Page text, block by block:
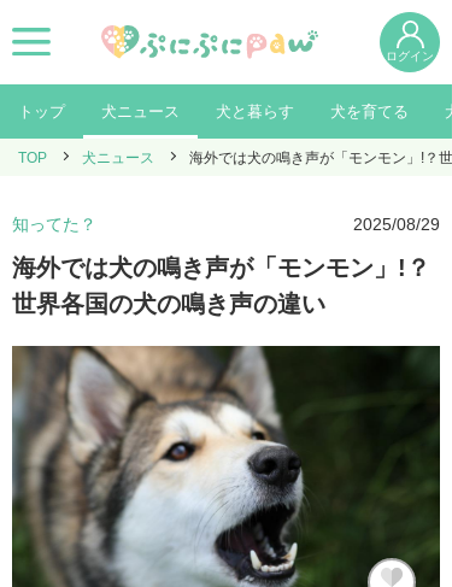
ログイン
トップ 犬ニュース 犬と暮らす 犬を育てる
TOP 犬ニュース 海外では犬の鳴き声が「モンモン」!？
知ってた？ 2025/08/29
海外では犬の鳴き声が「モンモン」!？
世界各国の犬の鳴き声の違い